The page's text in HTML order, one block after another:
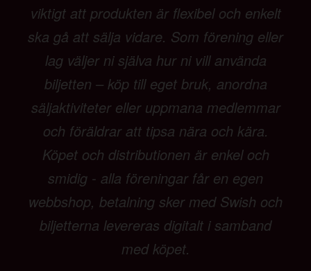
viktigt att produkten är flexibel och enkelt
ska gå att sälja vidare. Som förening eller
lag väljer ni själva hur ni vill använda
biljetten – köp till eget bruk, anordna
säljaktiviteter eller uppmana medlemmar
och föräldrar att tipsa nära och kära.
Köpet och distributionen är enkel och
smidig - alla föreningar får en egen
webbshop, betalning sker med Swish och
biljetterna levereras digitalt i samband
med köpet.